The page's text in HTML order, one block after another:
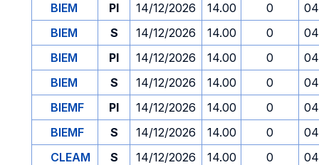
BIEM
PI 14/12/2026 14.00 0
BIEM
S 14/12/2026 14.00 0
BIEM
PI 14/12/2026 14.00 0
BIEM
S 14/12/2026 14.00 0
BIEMF
PI 14/12/2026 14.00 0
BIEMF
S 14/12/2026 14.00 0
CLEAM
S 14/12/2026 14.00 0